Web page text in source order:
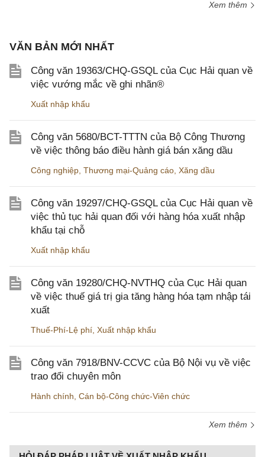
Xem thêm
VĂN BẢN MỚI NHẤT
Công văn 19363/CHQ-GSQL của Cục Hải quan về
việc vướng mắc về ghi nhãn®
Xuất nhập khẩu
Công văn 5680/BCT-TTTN của Bộ Công Thương
về việc thông báo điều hành giá bán xăng dầu
Công nghiệp Thương mại-Quảng cáo Xăng dầu
Công văn 19297/CHQ-GSQL của Cục Hải quan về
việc thủ tục hải quan đối với hàng hóa xuất nhập
khẩu tại chỗ
Xuất nhập khẩu
Công văn 19280/CHQ-NVTHQ của Cục Hải quan
về việc thuế giá trị gia tăng hàng hóa tạm nhập tái
xuất
Thuế-Phí-Lệ phí Xuất nhập khẩu
Công văn 7918/BNV-CCVC của Bộ Nội vụ về việc
trao đổi chuyên môn
Hành chính Cán bộ-Công chức-Viên chức
Xem thêm